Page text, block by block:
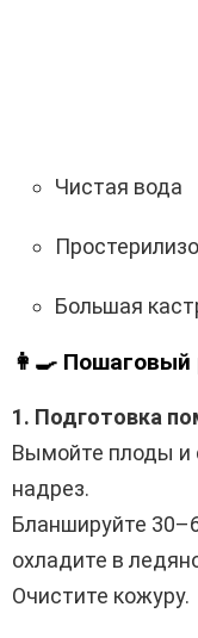
Чистая вода
Большая
👩‍🍳 Пошаговый
1. Подготовка
Вымойте плоды и
надрез.
Бланшируйте
охладите в
Очистите кожуру.